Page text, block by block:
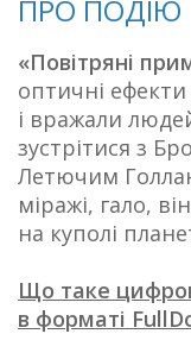
ПРО ПОДІЮ
«Повітряні
оптичні
і вражали
зустрітися з
Летючим
міражі, гало,
на куполі
Що таке
в форматі